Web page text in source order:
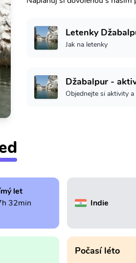
Letenky
Jak na letenky
Džabalpur -
Objednejte si aktivity
let
32min
Indie
Počasí léto